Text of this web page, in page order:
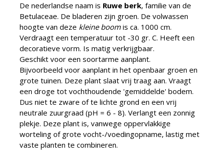
De nederlandse naam is Ruwe berk, familie van de
Betulaceae. De bladeren zijn groen. De volwassen
hoogte van deze kleine boomis ca. 1000 cm.
Verdraagt een temperatuur tot -30 gr. C. Heeft een
decoratieve vorm. Is matig verkrijgbaar.
Geschikt voor een soortarme aanplant.
Bijvoorbeeld voor aanplant in het openbaar groen en
grote tuinen. Deze plant slaat vrij traag aan. Vraagt
een droge tot vochthoudende 'gemiddelde' bodem.
Dus niet te zware of te lichte grond en een vrij
neutrale zuurgraad (pH = 6 - 8). Verlangt een zonnig
plekje. Deze plant is, vanwege oppervlakkige
worteling of grote vocht-/voedingopname, lastig met
vaste planten te combineren.